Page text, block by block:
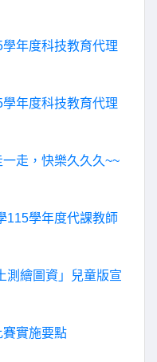
年度科技教育代理
年度科技教育代理
走，快樂久久久~~
115學年度代課教師
測繪圖資」兒童版宣
實施要點